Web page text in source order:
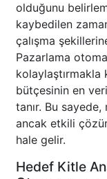
olduğunu
kaybedilen
çalışma
Pazarlama
kolaylaştırmakla
bütçesinin en
tanır. Bu
ancak etkili
hale gelir.
Hedef Kitle